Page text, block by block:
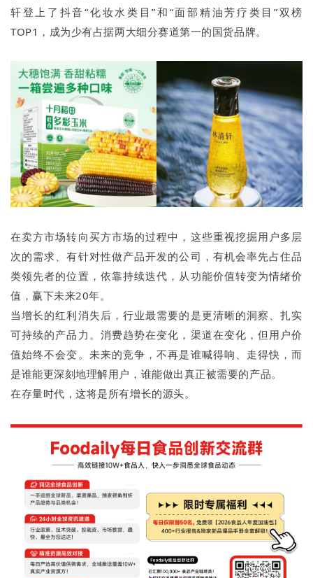
轩登上了抖音“化妆水类目”和“面部精油芳疗类目”双榜
TOP1，成为少有占据两大细分赛道第一的国货品牌。
在卖方市场转向买方市场的过程中，这些重视挖掘用户多层
次的需求、有针对性做产品开发的公司，有机会率先占住品
类领先者的位置，依靠持续迭代，从功能价值转变为情绪价
值，赢下未来20年。
当增长的红利消失后，行业最需要的是更清晰的洞察、扎实
可持续的产品力。消费趋势在变化，渠道在变化，但用户价
值始终不会变。未来的竞争，不再是谁喊得响、走得快，而
是谁能更深刻地理解用户，谁能做出真正被需要的产品。
在存量时代，这将是所有增长的源头。